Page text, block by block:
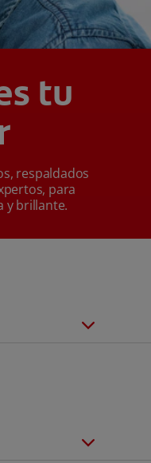
tu
respaldados
para
y brillante.